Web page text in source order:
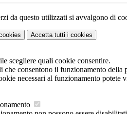
da questo utilizzati si avvalgono di
Accetta tutti i cookies
scegliere quali cookie consentire.
che consentono il funzionamento
necessari al funzionamento potete